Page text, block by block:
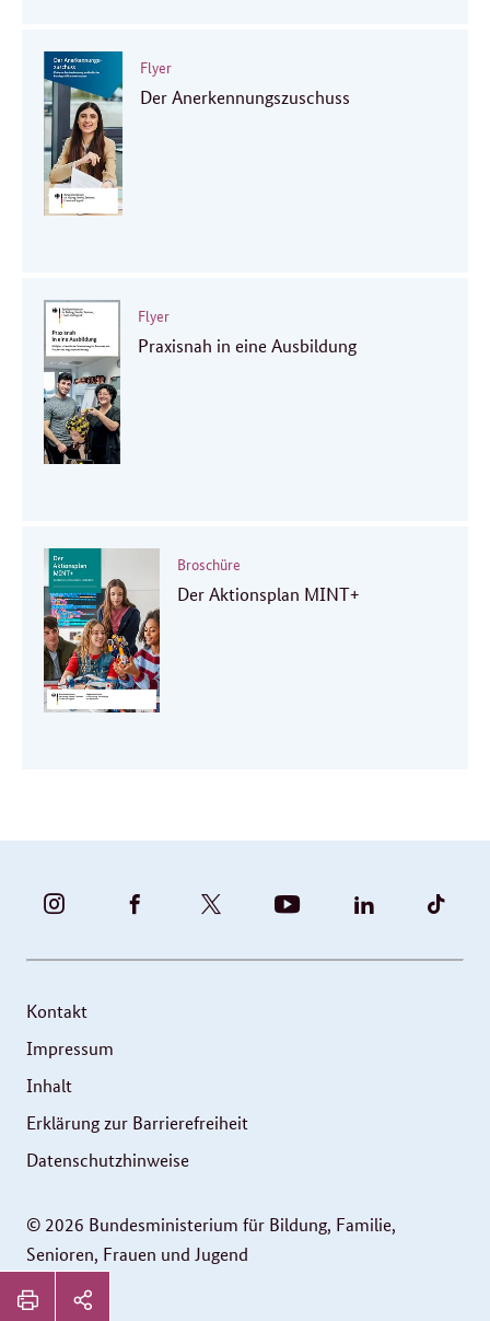
Flyer
Der Anerkennungszuschuss
Flyer
Praxisnah in eine Ausbildung
Broschüre
Der Aktionsplan MINT+
Seitenleiste:
BUNDESFAMILIENMINISTERIUM
INSTAGRAM
VIDEOS
BUNDESFAMILIENMINISTERIUM
FACEBOOK
FAMILIENMINISTERIUM
|
BMBFSFJ
YOUTUBE
BMFSFJ
LINKEDIN
© 2026 Bundesministerium für Bildung, Familie,
Senioren, Frauen und Jugend
Service
Kontakt
Impressum
Inhalt
Erklärung zur Barrierefreiheit
Datenschutzhinweise